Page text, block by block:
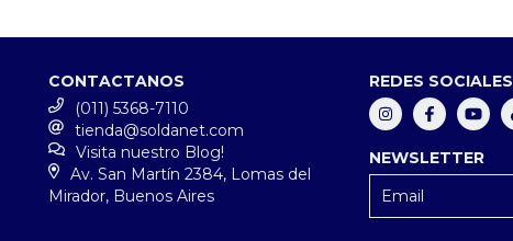
CONTACTANOS
(011) 5368-7110
tienda@soldanet.com
Visita nuestro Blog!
Av. San Martín 2384, Lomas del
Mirador, Buenos Aires
REDES SOCIALES
NEWSLETTER